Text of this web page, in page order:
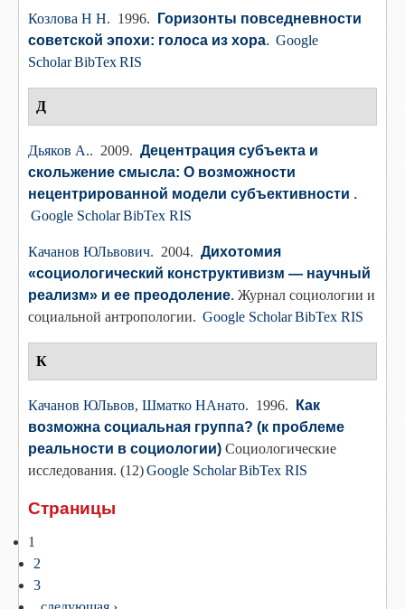
Козлова Н Н. 1996.
Горизонты повседневности
советской эпохи: голоса из хора. Google
ScholarBibTexRIS
Д
Дьяков А.. 2009. Децентрация субъекта и
скольжение смысла: О возможности
нецентрированной модели субъективности .
Google ScholarBibTex RIS
Качанов ЮЛьвович. 2004. Дихотомия
«социологический конструктивизм — научный
реализм» и ее преодоление. Журнал социологии и
социальной антропологии. Google ScholarBibTex RIS
К
Качанов ЮЛьвов, Шматко НАнато. 1996.
Как
возможна социальная группа? (к проблеме
реальности в социологии) Социологические
исследования. (12)Google ScholarBibTex RIS
Страницы
1
2
3